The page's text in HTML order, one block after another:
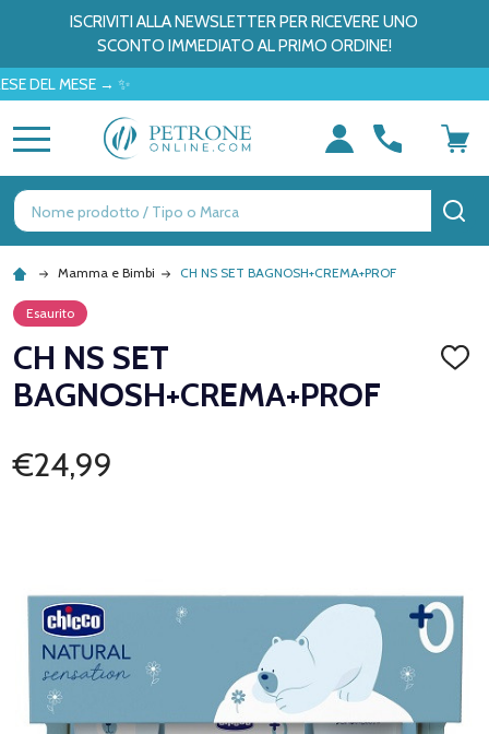
ISCRIVITI ALLA NEWSLETTER PER RICEVERE UNO
SCONTO IMMEDIATO AL PRIMO ORDINE!
MESE → ✨
Ricerca
Mamma e Bimbi CH NS SET BAGNOSH+CREMA+PROF
Esaurito
CH NS SET
BAGNOSH+CREMA+PROF
€24,99